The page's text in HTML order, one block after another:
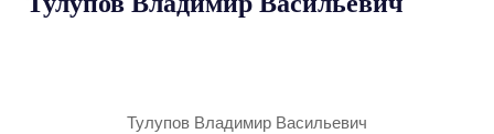
Тулупов Владимир Васильевич